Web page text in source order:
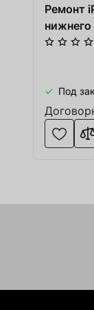
Ремонт
зарядки
Под